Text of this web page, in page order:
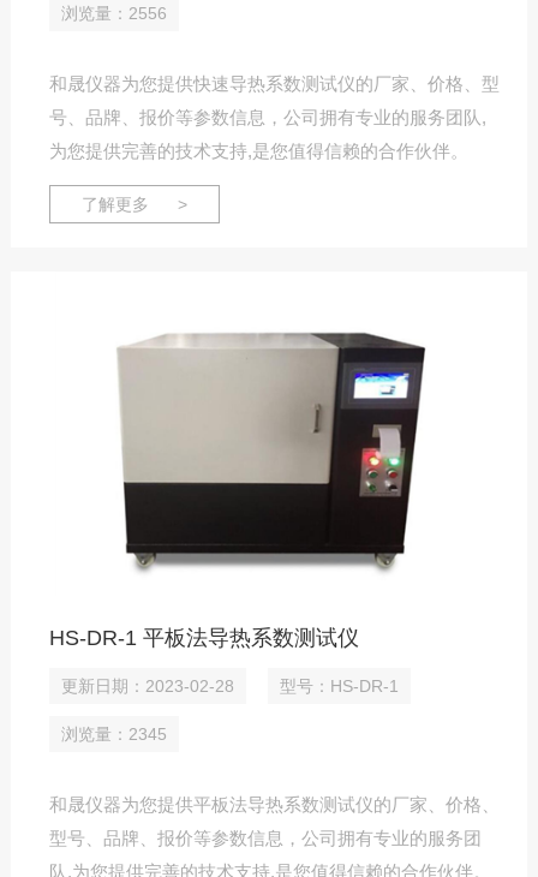
浏览量：2556
和晟仪器为您提供快速导热系数测试仪的厂家、价格、型
号、品牌、报价等参数信息，公司拥有专业的服务团队,
为您提供完善的技术支持,是您值得信赖的合作伙伴。
了解更多 >
HS-DR-1 平板法导热系数测试仪
更新日期：2023-02-28 型号：HS-DR-1
浏览量：2345
和晟仪器为您提供平板法导热系数测试仪的厂家、价格、
型号、品牌、报价等参数信息，公司拥有专业的服务团
队,为您提供完善的技术支持,是您值得信赖的合作伙伴。